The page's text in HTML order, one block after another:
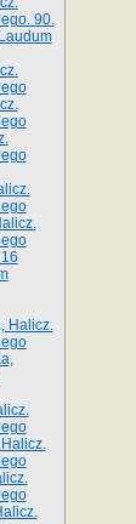
90.
Halicz.